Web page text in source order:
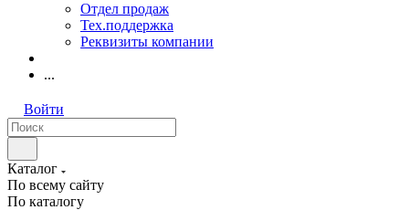
Отдел продаж
Тех.поддержка
Реквизиты компании
...
Войти
Каталог
По всему сайту
По каталогу